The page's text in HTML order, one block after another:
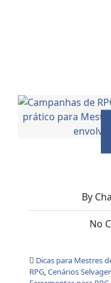
By
No
Dicas para Mestres
RPG,Cenários